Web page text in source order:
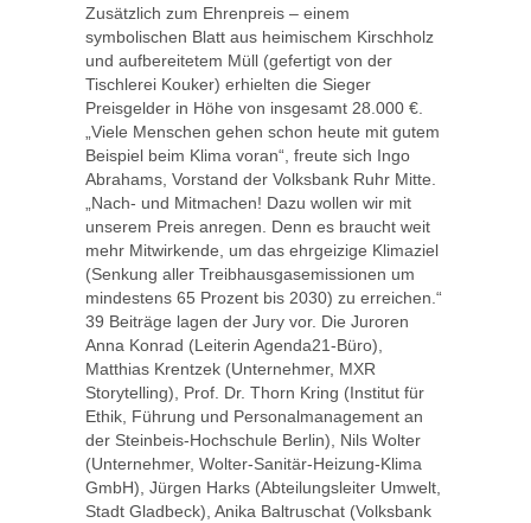
Zusätzlich zum Ehrenpreis – einem
symbolischen Blatt aus heimischem Kirschholz
und aufbereitetem Müll (gefertigt von der
Tischlerei Kouker) erhielten die Sieger
Preisgelder in Höhe von insgesamt 28.000 €.
„Viele Menschen gehen schon heute mit gutem
Beispiel beim Klima voran“, freute sich Ingo
Abrahams, Vorstand der Volksbank Ruhr Mitte.
„Nach- und Mitmachen! Dazu wollen wir mit
unserem Preis anregen. Denn es braucht weit
mehr Mitwirkende, um das ehrgeizige Klimaziel
(Senkung aller Treibhausgasemissionen um
mindestens 65 Prozent bis 2030) zu erreichen.“
39 Beiträge lagen der Jury vor. Die Juroren
Anna Konrad (Leiterin Agenda21-Büro),
Matthias Krentzek (Unternehmer, MXR
Storytelling), Prof. Dr. Thorn Kring (Institut für
Ethik, Führung und Personalmanagement an
der Steinbeis-Hochschule Berlin), Nils Wolter
(Unternehmer, Wolter-Sanitär-Heizung-Klima
GmbH), Jürgen Harks (Abteilungsleiter Umwelt,
Stadt Gladbeck), Anika Baltruschat (Volksbank